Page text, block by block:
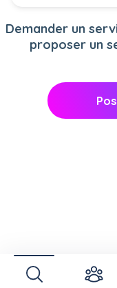
Demander un
proposer un
Publier une